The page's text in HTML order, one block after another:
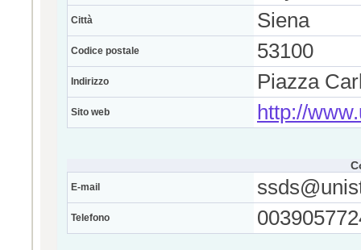
Città Siena
Codice postale 53100
Indirizzo Piazza
Sito web http://
E-mail
Telefono